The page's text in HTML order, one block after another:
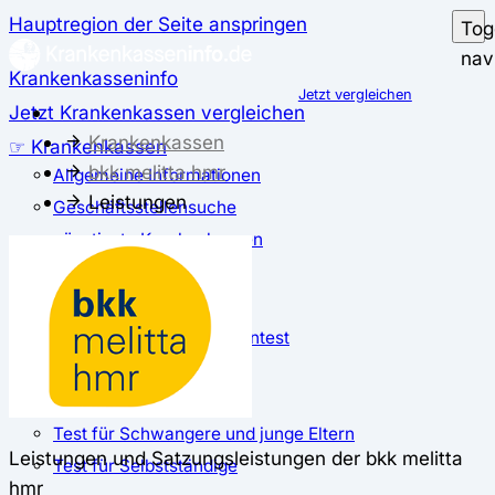
Hauptregion der Seite anspringen
Krankenkasseninfo
Jetzt Krankenkassen vergleichen
☞ Krankenkassen
Allgemeine Informationen
Geschäftsstellensuche
günstigste Krankenkassen
Zusatzbeitrag
✅ Krankenkassen Test
Der große Krankenkassentest
Test für Studierende
Test für Auszubildende
Test für Schwangere und junge Eltern
Test für Selbstständige
Jetzt vergleichen
Krankenkassen
bkk melitta hmr
Leistungen
Leistungen und Satzungsleistungen der bkk melitta
hmr